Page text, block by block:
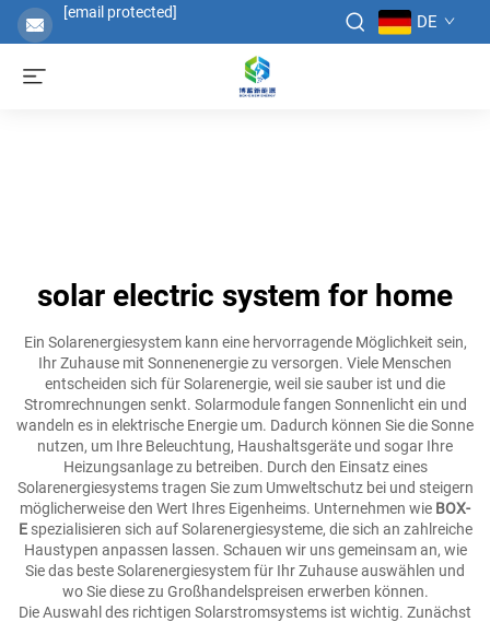
[email protected] DE
solar electric system for home
Ein Solarenergiesystem kann eine hervorragende Möglichkeit sein,
Ihr Zuhause mit Sonnenenergie zu versorgen. Viele Menschen
entscheiden sich für Solarenergie, weil sie sauber ist und die
Stromrechnungen senkt. Solarmodule fangen Sonnenlicht ein und
wandeln es in elektrische Energie um. Dadurch können Sie die Sonne
nutzen, um Ihre Beleuchtung, Haushaltsgeräte und sogar Ihre
Heizungsanlage zu betreiben. Durch den Einsatz eines
Solarenergiesystems tragen Sie zum Umweltschutz bei und steigern
möglicherweise den Wert Ihres Eigenheims. Unternehmen wie BOX-
E spezialisieren sich auf Solarenergiesysteme, die sich an zahlreiche
Haustypen anpassen lassen. Schauen wir uns gemeinsam an, wie
Sie das beste Solarenergiesystem für Ihr Zuhause auswählen und
wo Sie diese zu Großhandelspreisen erwerben können.
Die Auswahl des richtigen Solarstromsystems ist wichtig. Zunächst